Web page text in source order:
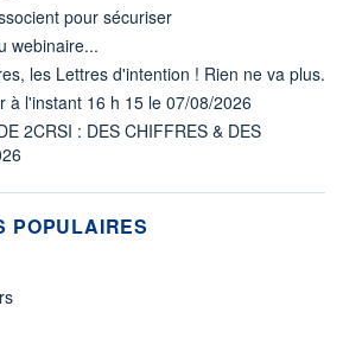
pour sécuriser
webinaire...
les Lettres d'intention ! Rien ne va plus.
à l'instant 16 h 15 le 07/08/2026
2CRSI : DES CHIFFRES & DES
POPULAIRES